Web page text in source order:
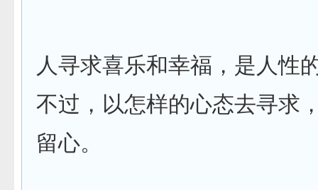
人寻求喜乐和幸福，是人性
不过，以怎样的心态去寻求
留心。